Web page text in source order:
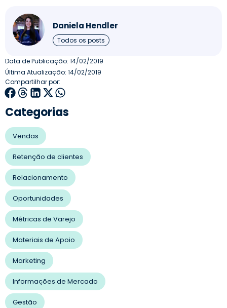
Daniela Hendler
Todos os posts
Data de Publicação: 14/02/2019
Última Atualização: 14/02/2019
Compartilhar por:
Categorias
Vendas
Retenção de clientes
Relacionamento
Oportunidades
Métricas de Varejo
Materiais de Apoio
Marketing
Informações de Mercado
Gestão